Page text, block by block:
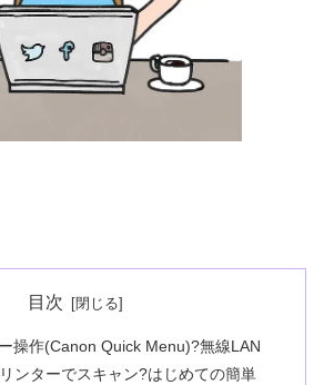
目次
操作(Canon Quick Menu)?無線LAN
ンターでスキャン?はじめての簡単